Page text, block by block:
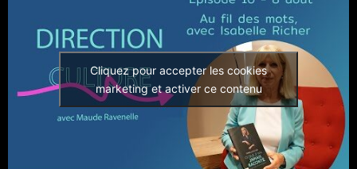
Cliquez pour accepter les cookies
marketing et activer ce contenu